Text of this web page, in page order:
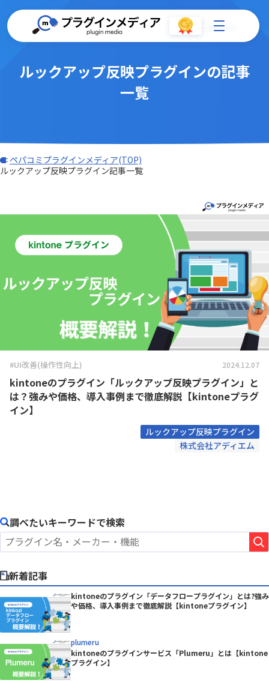
ルックアップ反映プラグインの記事
一覧
ペパコミプラグインメディア(TOP)
ルックアップ反映プラグイン記事一覧
#UI改善(操作性向上) 2024.12.07
kintoneのプラグイン「ルックアップ反映プラグイン」と
は？強みや価格、導入事例まで徹底解説【kintoneプラグ
イン】
ルックアップ反映プラグイン
株式会社アディエム
調べたいキーワードで検索
新着記事
kintoneのプラグイン「データフロープラグイン」とは?強み
や価格、導入事例まで徹底解説【kintoneプラグイン】
plumeru
kintoneのプラグインサービス「Plumeru」とは【kintone
プラグイン】